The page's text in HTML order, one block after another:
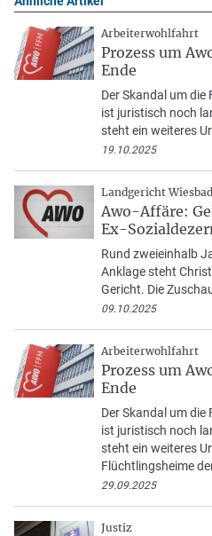
Arbeiterwohlfahrt
Prozess um
Ende
Der Skandal um
ist juristisch noch
steht ein weiteres
19.10.2025
Landgericht
Awo-Affäre:
Ex-
Rund zweieinhalb
Anklage steht
Gericht. Die
09.10.2025
Arbeiterwohlfahrt
Prozess um
Ende
Der Skandal um
ist juristisch noch
steht ein weiteres
Flüchtlingsheime
29.09.2025
Justiz